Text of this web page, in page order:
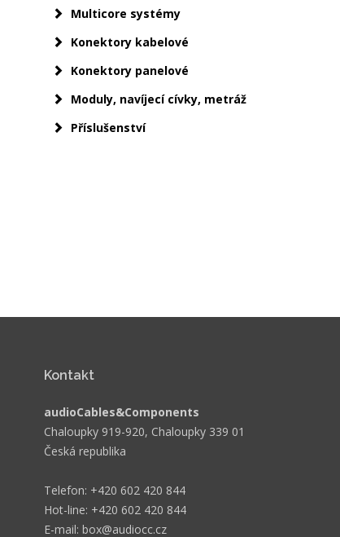
Multicore systémy
Konektory kabelové
Konektory panelové
Moduly, navíjecí cívky, metráž
Příslušenství
Kontakt
audioCables&Components
Chaloupky 919-920, Chaloupky 339 01
Česká republika
Telefon: +420 602 420 844
Hot-line: +420 602 420 844
E-mail: box@audiocc.cz